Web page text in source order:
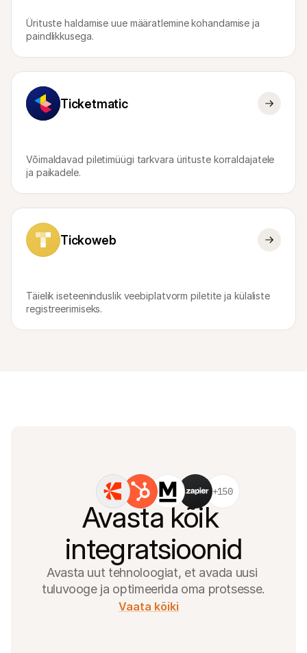
Ürituste haldamise uue määratlemine kohandamise ja
paindlikkusega.
Ticketmatic
Võimaldavad piletimüügi tarkvara ürituste korraldajatele
ja paikadele.
Tickoweb
Täielik iseteeninduslik veebiplatvorm piletite ja külaliste
registreerimiseks.
+150
Avasta kõik
integratsioonid
Avasta uut tehnoloogiat, et avada uusi
tuluvooge ja optimeerida oma protsesse.
Vaata kõiki